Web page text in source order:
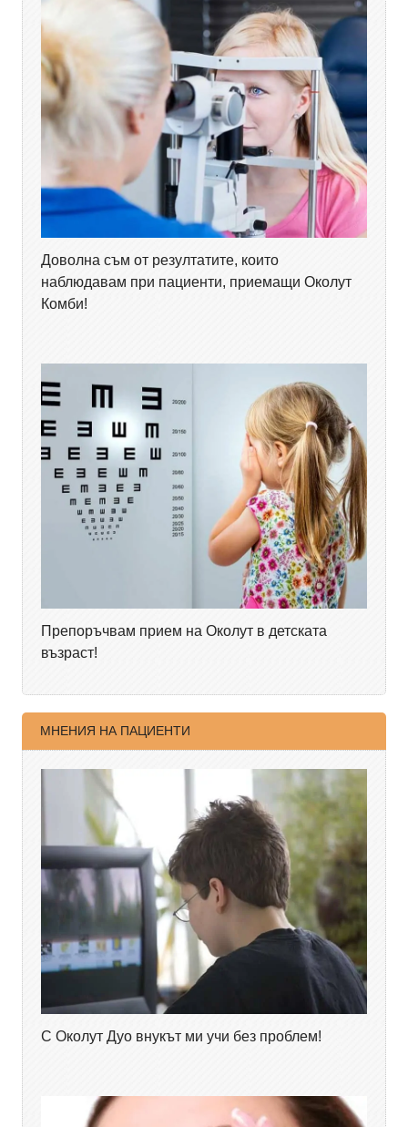
Доволна съм от резултатите, които
наблюдавам при пациенти, приемащи Околут
Комби!
Препоръчвам прием на Околут в детската
възраст!
МНЕНИЯ НА ПАЦИЕНТИ
С Околут Дуо внукът ми учи без проблем!